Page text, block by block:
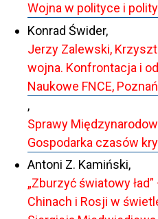
Wojna w polityce i
Konrad Świder,
Jerzy Zalewski,
wojna. Konfrontacja i
Naukowe FNCE,
,
Sprawy
Gospodarka czasów
Antoni Z. Kamiński,
„Zburzyć światowy
Chinach i Rosji w